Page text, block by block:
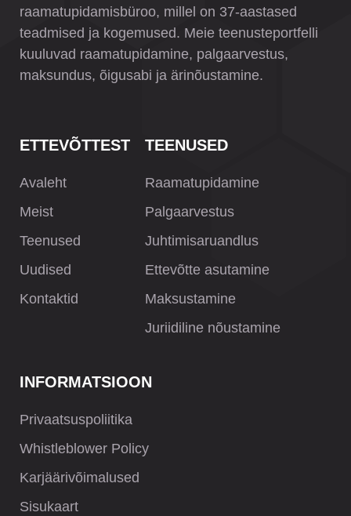
raamatupidamisbüroo, millel on 37-aastased
teadmised ja kogemused. Meie teenusteportfelli
kuuluvad raamatupidamine, palgaarvestus,
maksundus, õigusabi ja ärinõustamine.
ETTEVÕTTEST
Avaleht
Meist
Teenused
Uudised
Kontaktid
TEENUSED
Raamatupidamine
Palgaarvestus
Juhtimisaruandlus
Ettevõtte asutamine
Maksustamine
Juriidiline nõustamine
INFORMATSIOON
Privaatsuspoliitika
Whistleblower Policy
Karjäärivõimalused
Sisukaart